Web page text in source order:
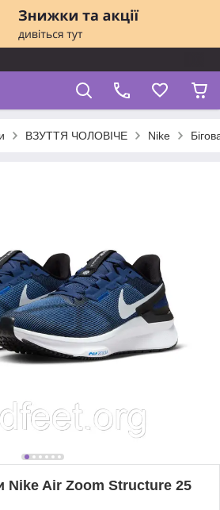
ВЗУТТЯ ЧОЛОВІЧЕ Nike
Nike Air Zoom Structure 25